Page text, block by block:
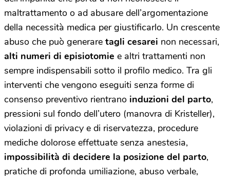
maltrattamento o ad abusare dell’argomentazione
della necessità medica per giustificarlo. Un crescente
abuso che può generare tagli cesarei non necessari,
alti numeri di episiotomie e altri trattamenti non
sempre indispensabili sotto il profilo medico. Tra gli
interventi che vengono eseguiti senza forme di
consenso preventivo rientrano induzioni del parto,
pressioni sul fondo dell’utero (manovra di Kristeller),
violazioni di privacy e di riservatezza, procedure
mediche dolorose effettuate senza anestesia,
impossibilità di decidere la posizione del parto,
pratiche di profonda umiliazione, abuso verbale,